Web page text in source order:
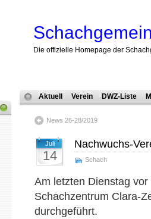
Die offizielle Homepage der
Aktuell Verein DWZ-Liste
News 26-28/2019
Juli
14
Nachwuchs-
Schach
Am letzten Dienstag
Schachzentrum Clara-
durchgeführt.